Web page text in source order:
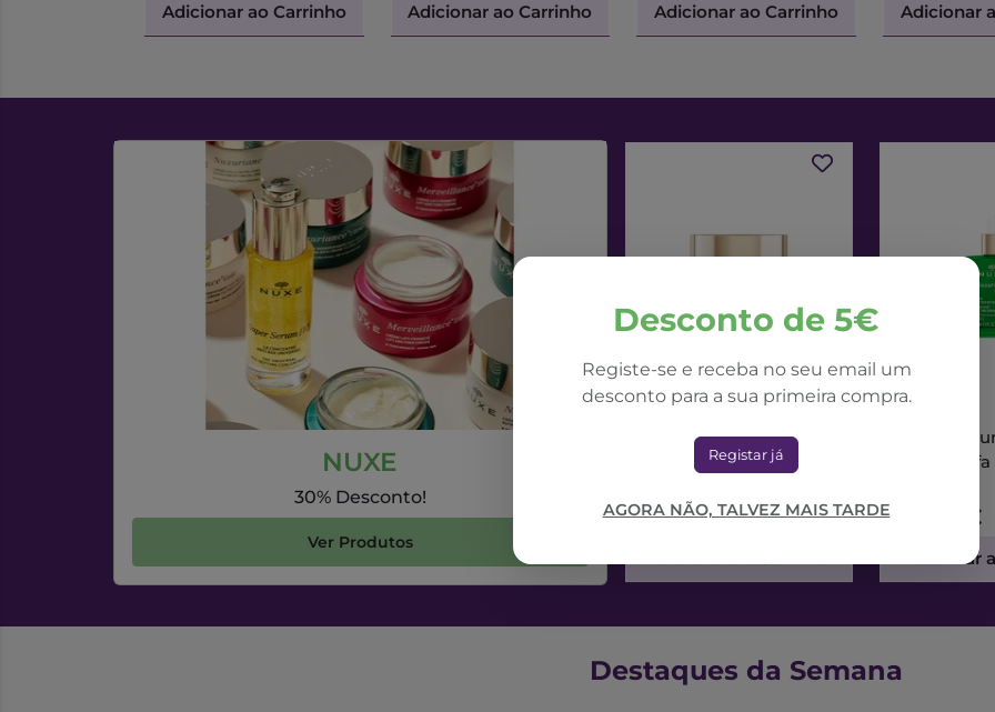
Desconto de 5€
Registe-se e receba no seu email um
desconto para a sua primeira compra.
Registar já
AGORA NÃO, TALVEZ MAIS TARDE
Adicionar ao Carrinho Adicionar ao Carrinho Adicionar ao Carrinho Adicionar
NUXE
30% Desconto!
Ver Produtos
NUXE
Nuxe Nuxuriance Ultra
Creme Dia Alfa 3R
71,42€
Nuxe
Sérum
73,56€
Adicionar
Destaques da Semana